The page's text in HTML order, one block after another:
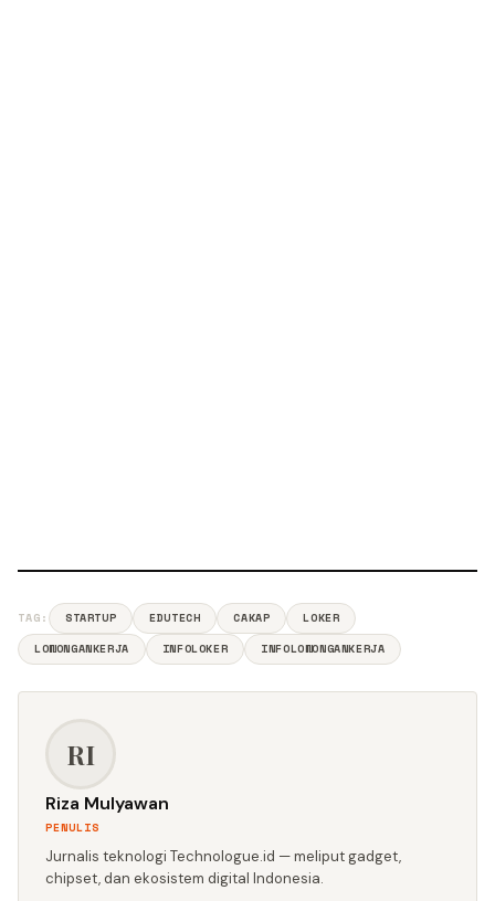
TAG: STARTUP EDUTECH CAKAP
LOKER
LOWONGANKERJA
INFOLOKER INFOLOWONGANKERJA
RI
Riza Mulyawan
PENULIS
Jurnalis teknologi Technologue.id — meliput gadget,
chipset, dan ekosistem digital Indonesia.